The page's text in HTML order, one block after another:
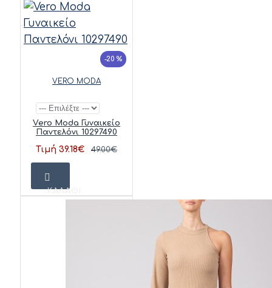
-20 %
VERO MODA
Vero Moda Γυναικείο
Παντελόνι 10297490
Τιμή 39.18€ 49.00€
ΚΑΛΆΘΙ